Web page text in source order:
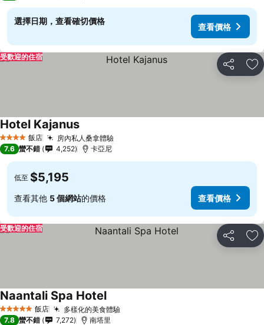
選擇日期，查看確切價格
查看價格
分享 加
受歡迎的住宿
4 星級 飯店 房內私人桑拿體驗
Hotel Kajanus
7.6 蠻不錯 4,252 卡亞尼
低至 $5,195
查看其他 5 個網站的價格 查看價格
分享 加
受歡迎的住宿
5 星級 飯店 多樣化的美食體驗
Naantali Spa Hotel
7.8 蠻不錯 7,272 南塔里